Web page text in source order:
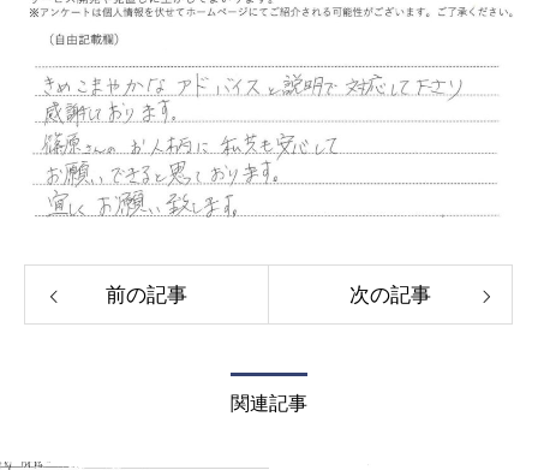
前の記事 次の記事
関連記事